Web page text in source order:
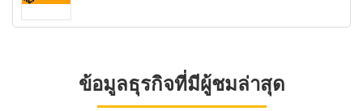
ข้อมูลธุรกิจที่มีผู้ชมล่าสุด